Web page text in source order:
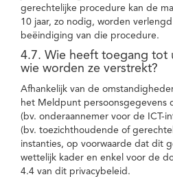
gerechtelijke procedure kan de
10 jaar, zo nodig, worden
beëindiging van die procedure.
4.7. Wie heeft toegang tot
wie worden ze verstrekt?
Afhankelijk van de
het Meldpunt persoonsgegevens
(bv. onderaannemer voor de ICT-
(bv. toezichthoudende of
instanties, op voorwaarde dat dit
wettelijk kader en enkel voor de
4.4 van dit privacybeleid.